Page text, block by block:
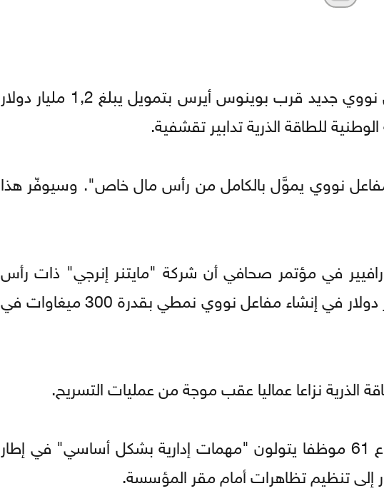
أعلنت الأرجنتين، الثلاثاء، بناء مفاعل نووي جديد قرب بوينوس أيرس بتمويل يبلغ 1,2 مليار دولار
للطاقة الذرية تدابير تقشفية.
مفاعل نووي يموَّل بالكامل من رأس مال خاص". وسيوفّر هذا
رافيير في مؤتمر صحافي أن شركة "مايتنر إنرجي" ذات رأس
المال الأميركي والأرجنتيني "ستستثمر 1,2 مليار دولار في إنشاء مفاعل نووي نمطي بقدرة 300 ميغاوات في
الذرية نزاعا عماليا عقب موجة من عمليات التسريح.
وكان رئيس اللجنة مارتين بورو فصل قبل أسبوع 61 موظفا يتولون "مهمات إدارية بشكل أساسي" في إطار
إلى تنظيم تظاهرات أمام مقر المؤسسة.